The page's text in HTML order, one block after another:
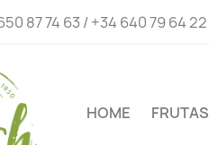
87 74 63 / +34 640 79 64 22
HOME FRUTAS